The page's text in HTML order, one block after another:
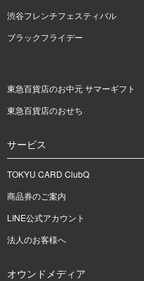
渋谷フレンチフェスティバル
ブラックフライデー
東急百貨店のお中元 サマーギフト
東急百貨店のおせち
サービス
TOKYU CARD ClubQ
商品券のご案内
LINE公式アカウント
法人のお客様へ
オウンドメディア